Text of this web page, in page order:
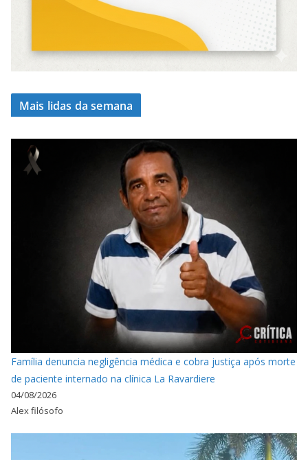
Mais lidas da semana
Família denuncia negligência médica e cobra justiça após morte
de paciente internado na clínica La Ravardiere
04/08/2026
Alex filósofo